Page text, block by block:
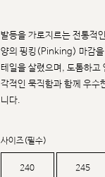
발등을 가로지르는 전통적
양의 핑킹(Pinking) 마감을
테일을 살렸으며, 도톰하고
각적인 묵직함과 함께 우수
니다.
사이즈(필수)
240 245